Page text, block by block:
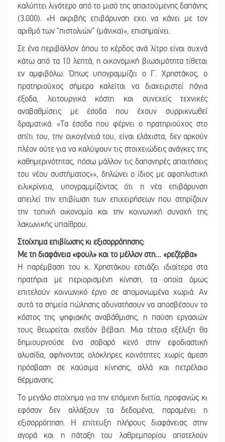
καλύπτει λιγότερο από το μισό της απαιτούμενης δαπάνης
(3.000). «Η ακριβής επιβάρυνση εχει να κάνει με τον
αριθμό των “πιστολιών” (μάνικα)», επισημαίνει.
Σε ένα περιβάλλον όπου το κέρδος ανά λίτρο είναι συχνά
κάτω από τα 10 λεπτά, η οικονομική βιωσιμότητα τίθεται
εν αμφιβόλω. Όπως υπογραμμίζει ο Γ. Χρηστάκος, ο
πρατηριούχος σήμερα καλείται να διαχειριστεί πάγια
έξοδα, λειτουργικά κόστη και συνεχείς τεχνικές
αναβαθμίσεις με έσοδα που έχουν συρρικνωθεί
δραματικά. «Τα έσοδα που φέρνει ο πρατηριούχος στο
σπίτι του, την οικογένειά του, είναι ελάχιστα, δεν αρκούν
πλέον ούτε για να καλύψουν τις στοιχειώδεις ανάγκες της
καθημερινότητας, πόσω μάλλον τις δαπανηρές απαιτήσεις
του νέου συστήματος»», δηλώνει ο ίδιος με αφοπλιστική
ειλικρίνεια, υπογραμμίζοντας ότι η νέα επιβάρυνση
απειλεί την επιβίωση των επιχειρήσεων που στηρίζουν
την τοπική οικονομία και την κοινωνική συνοχή της
λακωνικής υπαίθρου.
Στοίχημα επιβίωσης κι εξισορρόπησης:
Με τη διαφάνεια «φουλ» και το μέλλον στη… «ρεζέρβα»
Η παρέμβαση του κ. Χρηστάκου εστιάζει ιδιαίτερα στα
πρατήρια με περιορισμένη κίνηση, τα οποία όμως
επιτελούν κοινωνικό έργο σε απομονωμένα χωριά. Αν
αυτά τα σημεία πώλησης αδυνατήσουν να αποσβέσουν το
κόστος της ψηφιακής αναβάθμισης, η παύση εργασιών
τους θεωρείται σχεδόν βέβαιη. Μια τέτοια εξέλιξη θα
δημιουργούσε ένα σοβαρό κενό στην εφοδιαστική
αλυσίδα, αφήνοντας ολόκληρες κοινότητες χωρίς άμεση
πρόσβαση σε καύσιμα κίνησης, αλλά και πετρέλαιο
θέρμανσης.
Το μεγάλο στοίχημα για την επόμενη διετία, προφανώς κι
εφόσον δεν αλλάξουν τα δεδομένα, παραμένει η
εξισορρόπηση. Η επίτευξη πλήρους διαφάνειας στην
αγορά και η πάταξη του λαθρεμπορίου αποτελούν